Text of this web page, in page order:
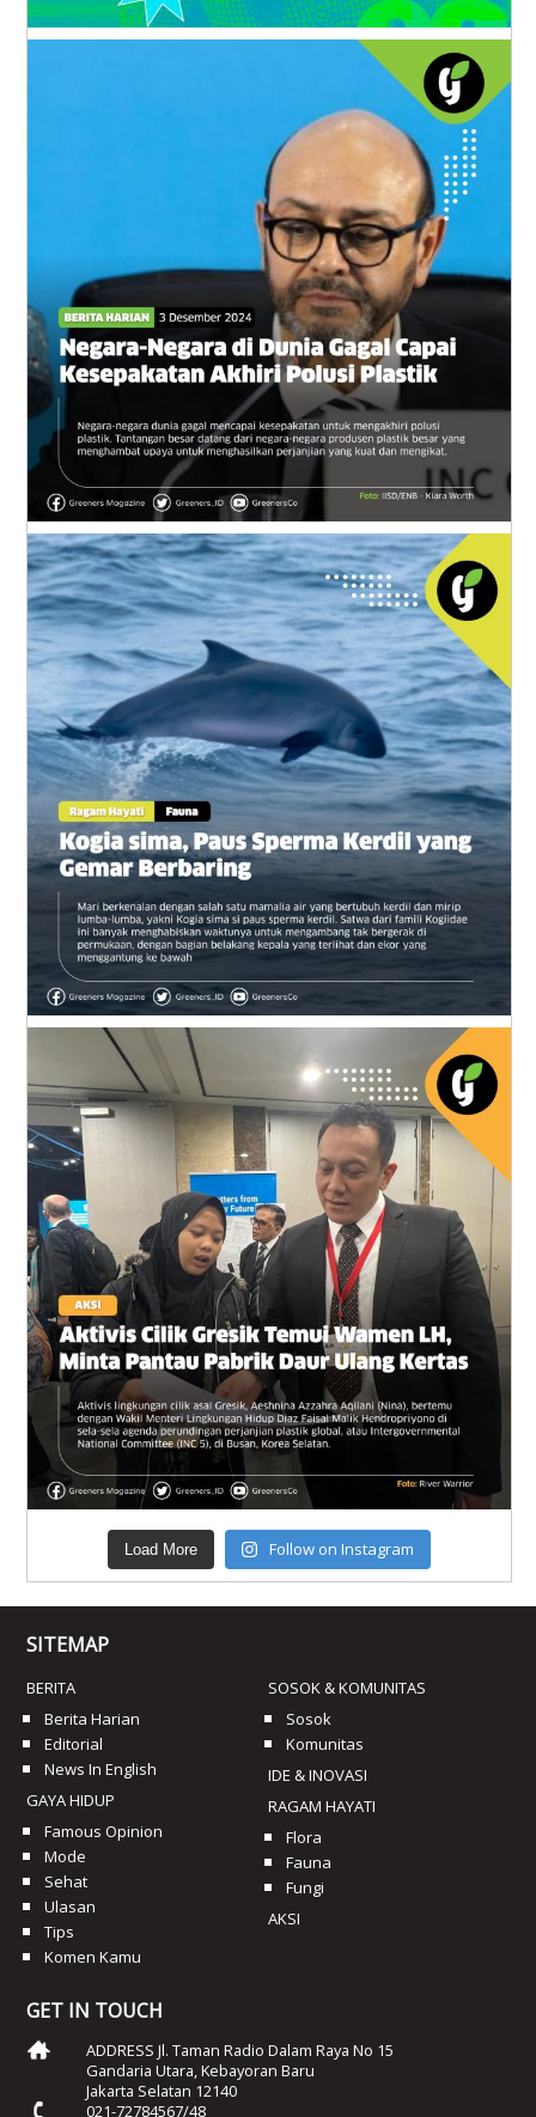
Load More Follow on Instagram
SITEMAP
BERITA
Berita Harian
Editorial
News In English
GAYA HIDUP
Famous Opinion
Mode
Sehat
Ulasan
Tips
Komen Kamu
SOSOK & KOMUNITAS
Sosok
Komunitas
IDE & INOVASI
RAGAM HAYATI
Flora
Fauna
Fungi
AKSI
GET IN TOUCH
ADDRESS Jl. Taman Radio Dalam Raya No 15
Gandaria Utara, Kebayoran Baru
Jakarta Selatan 12140
021-72784567/48